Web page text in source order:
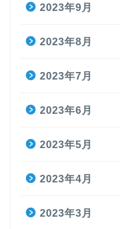
2023年9月
2023年8月
2023年7月
2023年6月
2023年5月
2023年4月
2023年3月